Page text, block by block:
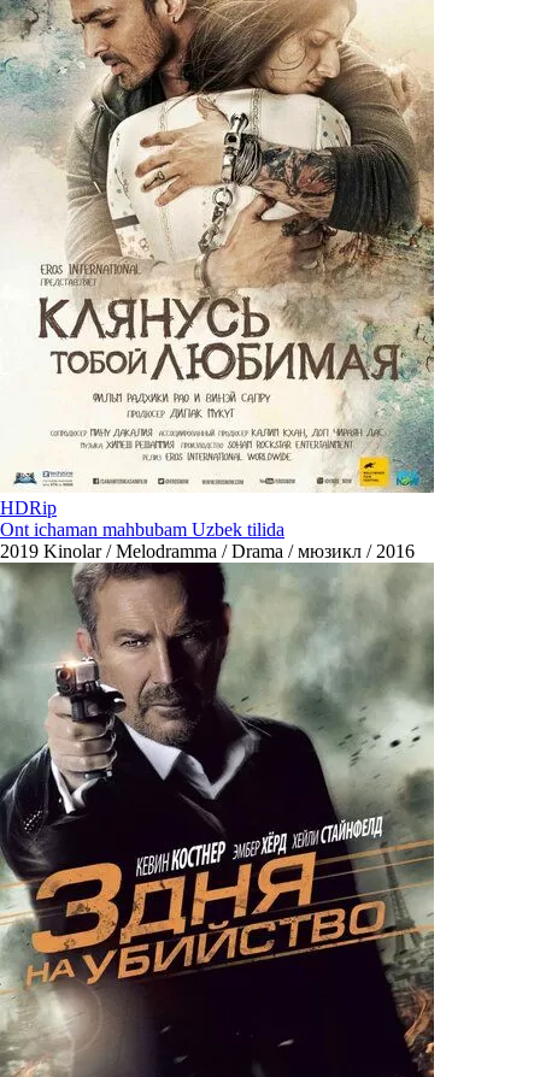
HDRip
Ont ichaman mahbubam Uzbek tilida
2019 Kinolar / Melodramma / Drama / мюзикл / 2016